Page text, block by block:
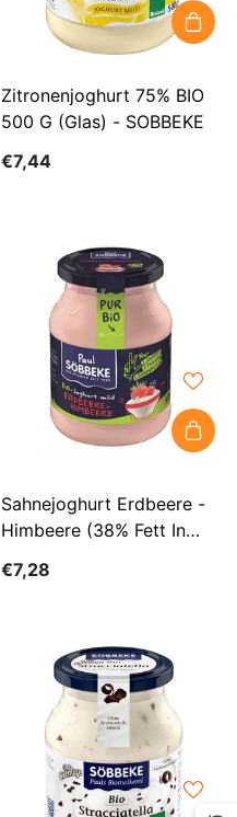
Zitronenjoghurt 75% BIO
500 G (Glas) - SOBBEKE
€7,44
Sahnejoghurt Erdbeere -
Himbeere (38% Fett In
SOBBEKE
€7,28